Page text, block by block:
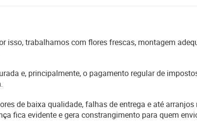
isso, trabalhamos com flores frescas, montagem
e, principalmente, o pagamento regular de
de baixa qualidade, falhas de entrega e até arranjos
fica evidente e gera constrangimento para quem